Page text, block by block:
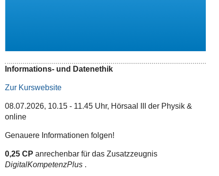
Informations- und Datenethik
Zur Kurswebsite
08.07.2026, 10.15 - 11.45 Uhr, Hörsaal III der Physik &
online
Genauere Informationen folgen!
0,25 CP anrechenbar für das Zusatzzeugnis
DigitalKompetenzPlus .